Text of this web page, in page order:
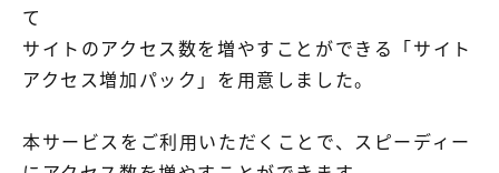
集客Web広告パッケージ
ジ
Web制作の製品
て
サイトのアクセス数を増やすことができる「サイト
アクセス増加パック」を用意しました。
本サービスをご利用いただくことで、スピーディー